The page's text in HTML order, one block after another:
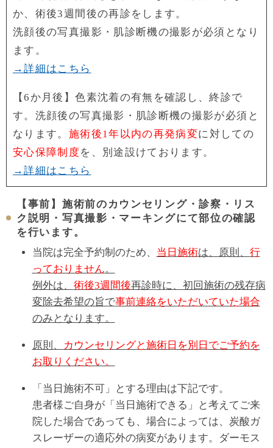
か、術後3週間後の再診をします。
洗顔後の写真撮影・肌診断機の撮影が必須となり
ます。
→詳細はこちら
【6か月後】色素沈着の有無を確認し、終診で
す。洗顔後の写真撮影・肌診断機の撮影が必須と
なります。 施術後1年以内の再発病変に対しての
安心保障制度を、別途設けております。
→詳細はこちら
【事前】施術前のカウンセリング・診察・リス
ク説明・写真撮影・マーキングにて部位の確認
を行います。
当院は完全予約制のため、 当日施術は、原則、 行
っておりません。
例外は、 術後3週間後再診時に、初回施術の残存病
変除去希望の旨で事前連絡をいただいていた場合
のみとなります。
原則、
カウンセリングと施術日を別日でご予約を
お取りください。
「当日施術不可」とする理由は下記です。
患者様ご自身が「当日施術できる」と考えてご来
院した場合であっても、場合によっては、炭酸ガ
スレーザーの適応外の病変があります。ダーモス